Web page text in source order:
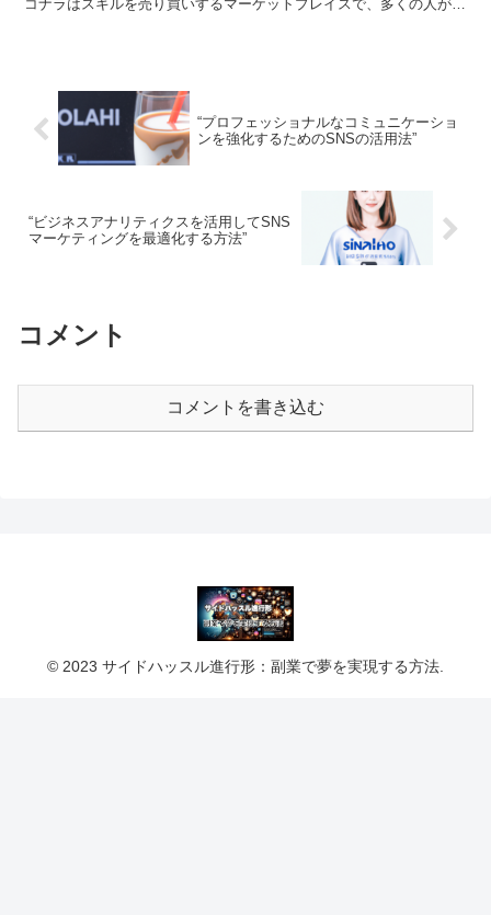
コナラはスキルを売り買いするマーケットプレイスで、多くの人が副
“プロフェッショナルなコミュニケーショ
ンを強化するためのSNSの活用法”
“ビジネスアナリティクスを活用してSNS
マーケティングを最適化する方法”
コメント
コメントを書き込む
© 2023 サイドハッスル進行形：副業で夢を実現する方法.